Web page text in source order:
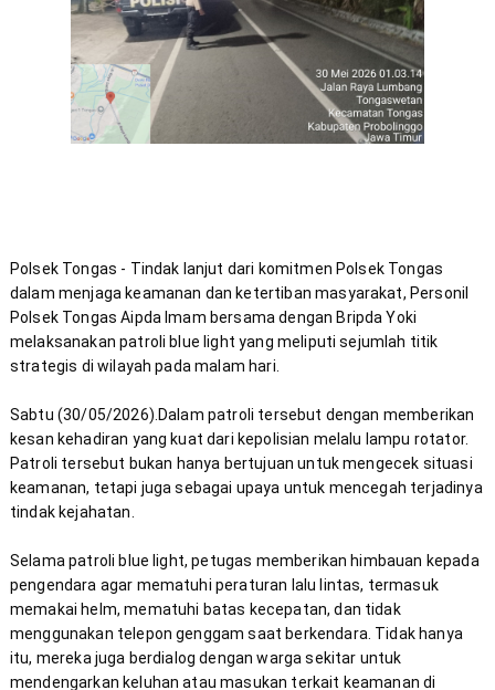
Polsek Tongas - Tindak lanjut dari komitmen Polsek Tongas
dalam menjaga keamanan dan ketertiban masyarakat, Personil
Polsek Tongas Aipda Imam bersama dengan Bripda Yoki
melaksanakan patroli blue light yang meliputi sejumlah titik
Sabtu (30/05/2026).Dalam patroli tersebut dengan memberikan
kesan kehadiran yang kuat dari kepolisian melalu lampu rotator.
Patroli tersebut bukan hanya bertujuan untuk mengecek situasi
keamanan, tetapi juga sebagai upaya untuk mencegah terjadinya
Selama patroli blue light, petugas memberikan himbauan kepada
pengendara agar mematuhi peraturan lalu lintas, termasuk
memakai helm, mematuhi batas kecepatan, dan tidak
menggunakan telepon genggam saat berkendara. Tidak hanya
itu, mereka juga berdialog dengan warga sekitar untuk
mendengarkan keluhan atau masukan terkait keamanan di